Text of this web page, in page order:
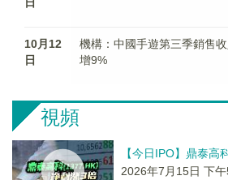
10月12
日
機構：中國手遊第三季銷售
增9%
視頻
【今日IPO】鼎泰高
2026年7月15日 下午